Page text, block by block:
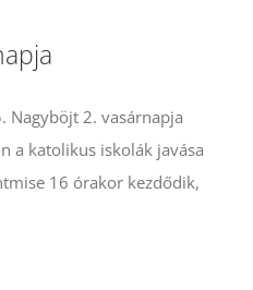
Nagyböjt 2. vasárnapja
a katolikus iskolák javása
16 órakor kezdődik,